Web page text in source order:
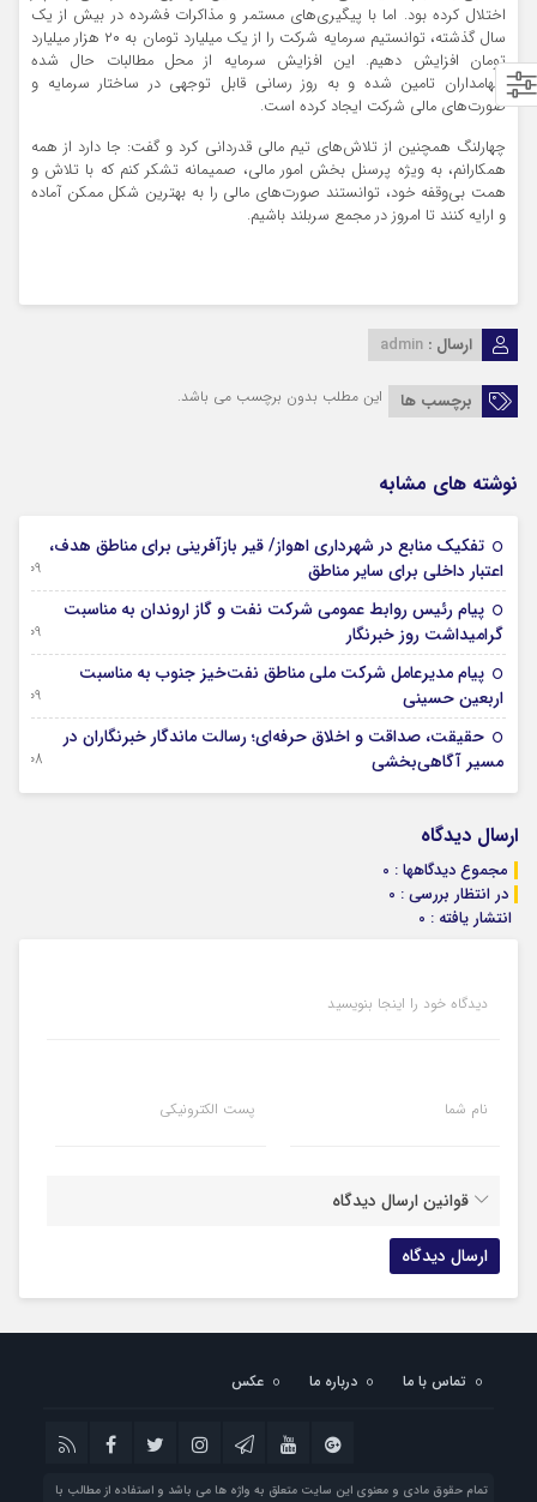
اختلال کرده بود. اما با پیگیری‌های مستمر و مذاکرات فشرده در بیش از یک
سال گذشته، توانستیم سرمایه شرکت را از یک میلیارد تومان به ۲۰ هزار میلیارد
تومان افزایش دهیم. این افزایش سرمایه از محل مطالبات حال شده
سهامداران تامین شده و به روز رسانی قابل توجهی در ساختار سرمایه و
صورت‌های مالی شرکت ایجاد کرده است.
چهارلنگ همچنین از تلاش‌های تیم مالی قدردانی کرد و گفت: جا دارد از همه
همکارانم، به ویژه پرسنل بخش امور مالی، صمیمانه تشکر کنم که با تلاش و
همت بی‌وقفه خود، توانستند صورت‌های مالی را به بهترین شکل ممکن آماده
و ارایه کنند تا امروز در مجمع سربلند باشیم.
ارسال : admin
برچسب ها این مطلب بدون برچسب می باشد.
نوشته های مشابه
تفکیک منابع در شهرداری اهواز/ قیر بازآفرینی برای مناطق هدف،
اعتبار داخلی برای سایر مناطق
09 آگوست 2026
پیام رئیس روابط عمومی شركت نفت و گاز اروندان به مناسبت
گرامیداشت روز خبرنگار
09 آگوست 2026
پیام مدیرعامل شركت ملی مناطق نفت‌خیز جنوب به مناسبت
اربعین حسینی
09 آگوست 2026
حقیقت، صداقت و اخلاق حرفه‌ای؛ رسالت ماندگار خبرنگاران در
مسیر آگاهی‌بخشی
08 آگوست 2026
ارسال دیدگاه
مجموع دیدگاهها : 0
در انتظار بررسی : 0
انتشار یافته : 0
دیدگاه خود را اینجا بنویسید
نام شما پست الکترونیکی
قوانین ارسال دیدگاه
تماس با ما درباره ما عکس
تمام حقوق مادی و معنوی این سایت متعلق به واژه ها می باشد و استفاده از مطالب با